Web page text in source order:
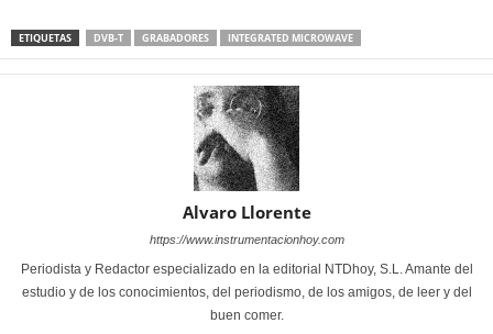
ETIQUETAS DVB-T GRABADORES INTEGRATED MICROWAVE
Alvaro Llorente
https://www.instrumentacionhoy.com
Periodista y Redactor especializado en la editorial NTDhoy, S.L. Amante del
estudio y de los conocimientos, del periodismo, de los amigos, de leer y del
buen comer.